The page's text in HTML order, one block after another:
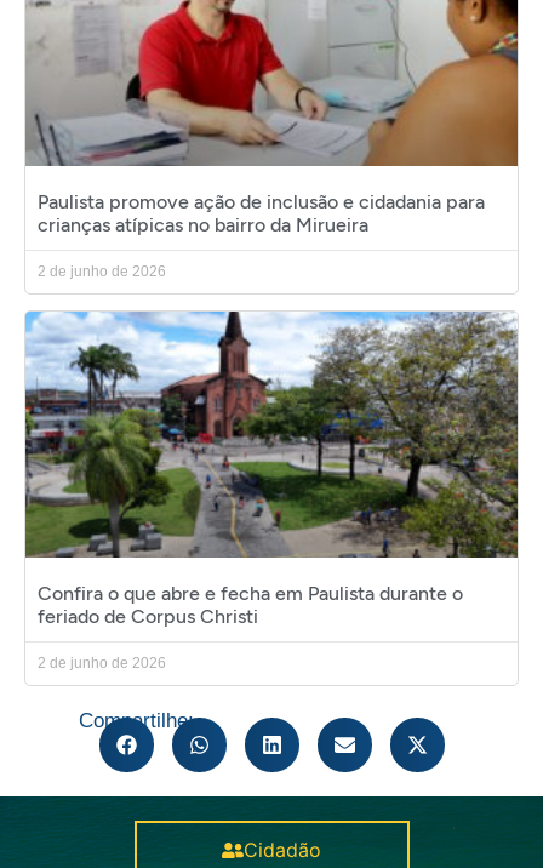
Paulista promove ação de inclusão e cidadania para
crianças atípicas no bairro da Mirueira
2 de junho de 2026
Confira o que abre e fecha em Paulista durante o
feriado de Corpus Christi
2 de junho de 2026
Compartilhe:
Cidadão